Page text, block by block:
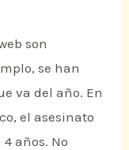
son
se han
va del año. En
el asesinato
años. No